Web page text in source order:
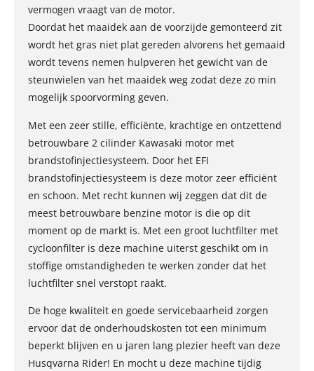
vermogen vraagt van de motor.
Doordat het maaidek aan de voorzijde gemonteerd zit
wordt het gras niet plat gereden alvorens het gemaaid
wordt tevens nemen hulpveren het gewicht van de
steunwielen van het maaidek weg zodat deze zo min
mogelijk spoorvorming geven.
Met een zeer stille, efficiënte, krachtige en ontzettend
betrouwbare 2 cilinder Kawasaki motor met
brandstofinjectiesysteem. Door het EFI
brandstofinjectiesysteem is deze motor zeer efficiënt
en schoon. Met recht kunnen wij zeggen dat dit de
meest betrouwbare benzine motor is die op dit
moment op de markt is. Met een groot luchtfilter met
cycloonfilter is deze machine uiterst geschikt om in
stoffige omstandigheden te werken zonder dat het
luchtfilter snel verstopt raakt.
De hoge kwaliteit en goede servicebaarheid zorgen
ervoor dat de onderhoudskosten tot een minimum
beperkt blijven en u jaren lang plezier heeft van deze
Husqvarna Rider! En mocht u deze machine tijdig